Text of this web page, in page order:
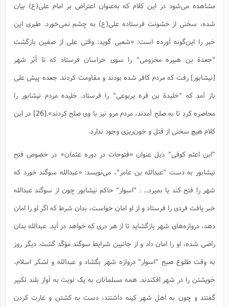
مشاهده می‌شود در این کلام که به‌عنوان اعتراض بر امام علی(ع) بیان
شده، سخنی از خشونت فرستاده علی(ع) به چشم نمی‌خورد. طبری این
خبر را این‌گونه آورده است: «شعبى گوید: وقتى على از صفین بازگشت
"جعدة بن هبیره مخزومى" را سوى خراسان فرستاد که تا اَبَر شهر
[نیشابور] رفت که مردم کافر شده بودند و مقاومت کردند. جعده پیش على
باز آمد که "خلیدة بن قره یربوعى" را فرستاد. خلیده مردم نیشابور را
محاصره کرد تا به صلح آمدند، مردم مرو نیز با وى صلح کردند».[26]
در این
کلام هیچ سخنی از قتل و خون‌ریزی وجود ندارد.
"ابن اعثم کوفی" ذیل عنوان «فتوحات در دوره عثمان» در خصوص فتح
نیشابور به دست "عبدالله بن عامر"، می‌نویسد: «عبدالله سوگند خورد که
شهر را فتح کند یا بمیرد... . "اسوار" حاکم نیشابور چون از سوگند عبدالله
خبر یافت فردی را فرستاد و از او امان خواست، بدان شرط که اگر او را امان
دهد، دروازه‌هاى شهر بازگشاید تا از هر درى که خواهد در آید. عبدالله بدان
راضى شده، او را امان داد و از جانبین شرایط سوگند مؤکّد گشت. دیگر روز
به وقت طلوع صبح "اسوار" دروازه شهر بگشاد و عبدالله و لشکر اسلام،
خویشتن را در شهر افکندند. همه مسلمانان به یک نوبت به آواز بلند تکبیر
گفتند و چون به اهل شهر کینه داشتند، دست به کشتن و غارت کردن